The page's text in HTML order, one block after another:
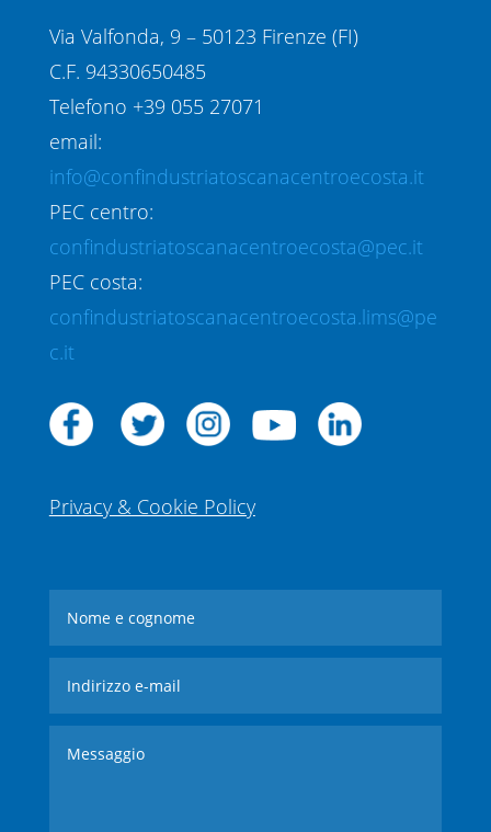
Via Valfonda, 9 – 50123 Firenze (FI)
C.F. 94330650485
Telefono +39 055 27071
email:
info@confindustriatoscanacentroecosta.it
PEC centro:
confindustriatoscanacentroecosta@pec.it
PEC costa:
confindustriatoscanacentroecosta.lims@pe
c.it
Privacy & Cookie Policy